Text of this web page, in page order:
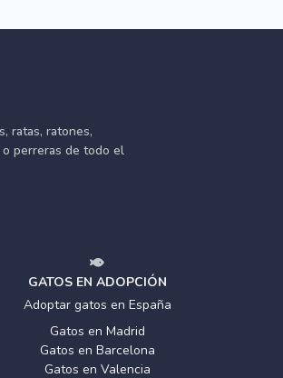
ratas, ratones,
perreras de todo el
GATOS EN ADOPCIÓN
Adoptar gatos en España
Gatos en Madrid
Gatos en Barcelona
Gatos en Valencia